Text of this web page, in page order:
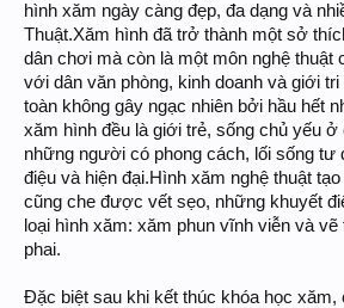
hình xăm ngày càng đẹp, đa dạng và
Thuật.Xăm hình đã trở thành một sở
dân chơi mà còn là một môn nghệ thuật
với dân văn phòng, kinh doanh và giới
toàn không gây ngạc nhiên bởi hầu hết
xăm hình đều là giới trẻ, sống chủ yếu ở
những người có phong cách, lối sống tư
điệu và hiện đại.Hình xăm nghệ thuật
cũng che được vết sẹo, những khuyết
loại hình xăm: xăm phun vĩnh viễn và
phai.
Đặc biệt sau khi kết thúc khóa học xăm,